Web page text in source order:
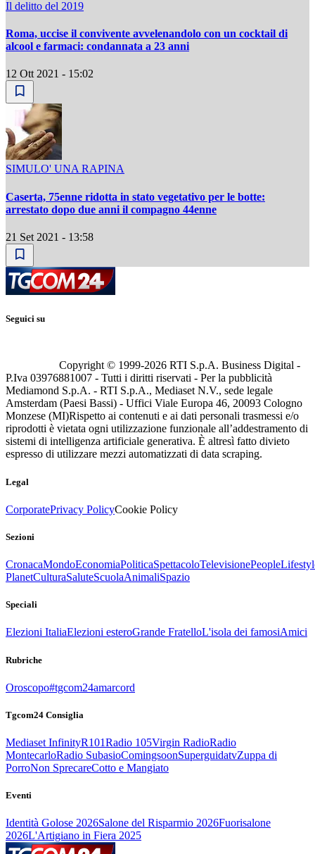
Il delitto del 2019
Roma, uccise il convivente avvelenandolo con un cocktail di
alcool e farmaci: condannata a 23 anni
12 Ott 2021 - 15:02
SIMULO' UNA RAPINA
Caserta, 75enne ridotta in stato vegetativo per le botte:
arrestato dopo due anni il compagno 44enne
21 Set 2021 - 13:58
Seguici su
Copyright © 1999-2026 RTI S.p.A. Business Digital -
P.Iva 03976881007 - Tutti i diritti riservati - Per la pubblicità
Mediamond S.p.A. - RTI S.p.A., Mediaset N.V., sede legale
Amsterdam (Paesi Bassi) - Uffici Viale Europa 46, 20093 Cologno
Monzese (MI)Rispetto ai contenuti e ai dati personali trasmessi e/o
riprodotti è vietata ogni utilizzazione funzionale all’addestramento di
sistemi di intelligenza artificiale generativa. È altresì fatto divieto
espresso di utilizzare mezzi automatizzati di data scraping.
Legal
CorporatePrivacy PolicyCookie Policy
Sezioni
CronacaMondoEconomiaPoliticaSpettacoloTelevisionePeople
PlanetCulturaSaluteScuolaAnimaliSpazio
Speciali
Elezioni ItaliaElezioni esteroGrande FratelloL'isola dei famosiAmici
Rubriche
Oroscopo#tgcom24amarcord
Tgcom24 Consiglia
Mediaset InfinityR101Radio 105Virgin RadioRadio
MontecarloRadio SubasioComingsoonSuperguidatvZuppa di
PorroNon SprecareCotto e Mangiato
Eventi
Identità Golose 2026Salone del Risparmio 2026Fuorisalone
2026L'Artigiano in Fiera 2025